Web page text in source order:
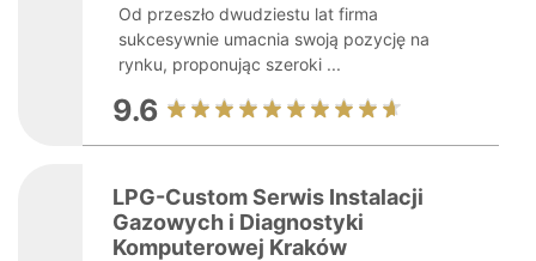
Od przeszło dwudziestu lat firma
sukcesywnie umacnia swoją pozycję na
rynku, proponując szeroki ...
9.6
LPG-Custom Serwis Instalacji
Gazowych i Diagnostyki
Komputerowej Kraków